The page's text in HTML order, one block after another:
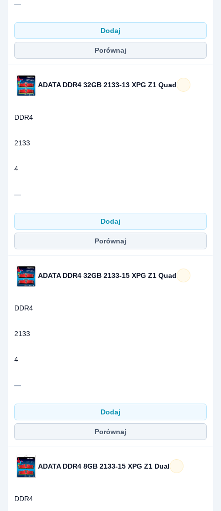
—
Dodaj
Porównaj
ADATA DDR4 32GB 2133-13 XPG Z1 Quad
DDR4
2133
4
—
Dodaj
Porównaj
ADATA DDR4 32GB 2133-15 XPG Z1 Quad
DDR4
2133
4
—
Dodaj
Porównaj
ADATA DDR4 8GB 2133-15 XPG Z1 Dual
DDR4